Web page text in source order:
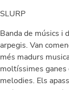
SLURP
Banda de músics i
arpegis. Van
més madurs
moltíssimes ganes
melodies. Els